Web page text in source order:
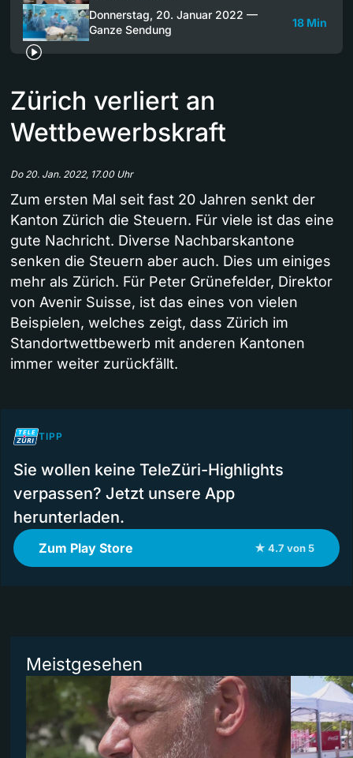
Donnerstag, 20. Januar 2022 —
Ganze Sendung
18 Min
Zürich verliert an
Wettbewerbskraft
Do 20. Jan. 2022, 17.00 Uhr
Zum ersten Mal seit fast 20 Jahren senkt der
Kanton Zürich die Steuern. Für viele ist das eine
gute Nachricht. Diverse Nachbarskantone
senken die Steuern aber auch. Dies um einiges
mehr als Zürich. Für Peter Grünefelder, Direktor
von Avenir Suisse, ist das eines von vielen
Beispielen, welches zeigt, dass Zürich im
Standortwettbewerb mit anderen Kantonen
immer weiter zurückfällt.
TIPP
Sie wollen keine TeleZüri-Highlights
verpassen? Jetzt unsere App
herunterladen.
Zum Play Store ★ 4.7 von 5
Meistgesehen